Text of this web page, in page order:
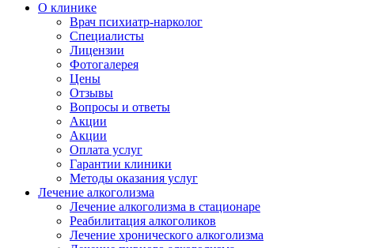
О клинике
Врач психиатр-нарколог
Специалисты
Лицензии
Фотогалерея
Цены
Отзывы
Вопросы и ответы
Акции
Акции
Оплата услуг
Гарантии клиники
Методы оказания услуг
Лечение алкоголизма
Лечение алкоголизма в стационаре
Реабилитация алкоголиков
Лечение хронического алкоголизма